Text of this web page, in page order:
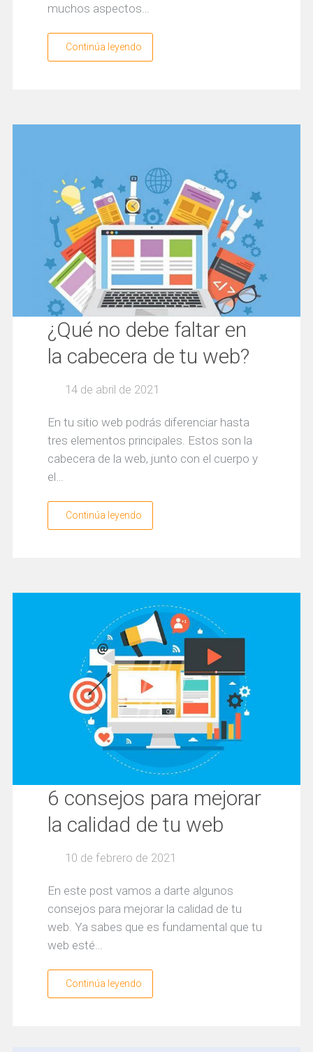
muchos aspectos…
Continúa leyendo
¿Qué no debe faltar en
la cabecera de tu web?
14 de abril de 2021
En tu sitio web podrás diferenciar hasta
tres elementos principales. Estos son la
cabecera de la web, junto con el cuerpo y
el…
Continúa leyendo
6 consejos para mejorar
la calidad de tu web
10 de febrero de 2021
En este post vamos a darte algunos
consejos para mejorar la calidad de tu
web. Ya sabes que es fundamental que tu
web esté…
Continúa leyendo